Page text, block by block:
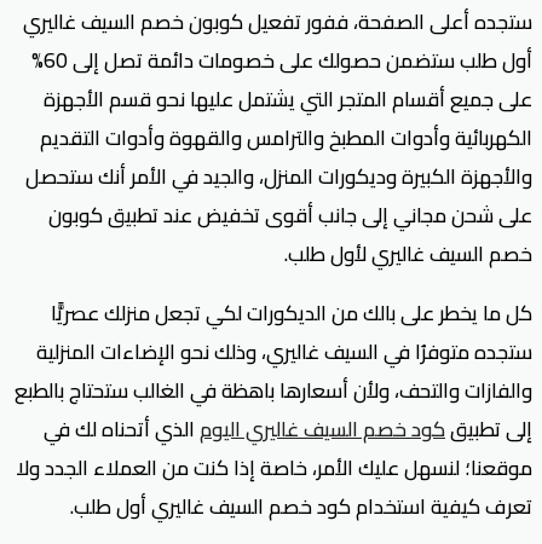
ستجده أعلى الصفحة، ففور تفعيل كوبون خصم السيف غاليري
أول طلب ستضمن حصولك على خصومات دائمة تصل إلى 60%
على جميع أقسام المتجر التي يشتمل عليها نحو قسم الأجهزة
الكهربائية وأدوات المطبخ والترامس والقهوة وأدوات التقديم
والأجهزة الكبيرة وديكورات المنزل، والجيد في الأمر أنك ستحصل
على شحن مجاني إلى جانب أقوى تخفيض عند تطبيق كوبون
خصم السيف غاليري لأول طلب.
كل ما يخطر على بالك من الديكورات لكي تجعل منزلك عصريًّا
ستجده متوفرُا في السيف غاليري، وذلك نحو الإضاءات المنزلية
والفازات والتحف، ولأن أسعارها باهظة في الغالب ستحتاج بالطبع
إلى تطبيقكود خصم السيف غاليري اليومالذي أتحناه لك في
موقعنا؛ لنسهل عليك الأمر، خاصة إذا كنت من العملاء الجدد ولا
تعرف كيفية استخدام كود خصم السيف غاليري أول طلب.